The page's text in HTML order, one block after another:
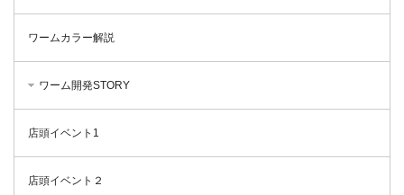
ワームカラー解説
ワーム開発STORY
店頭イベント1
店頭イベント２